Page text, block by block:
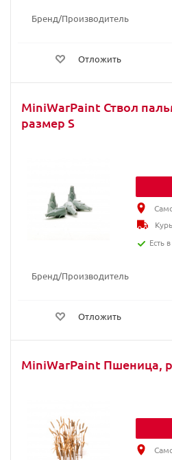
Бренд/Производитель
Отложить
MiniWarPaint Ствол
размер S
Бренд/Производитель
Отложить
Есть
MiniWarPaint Пшеница,